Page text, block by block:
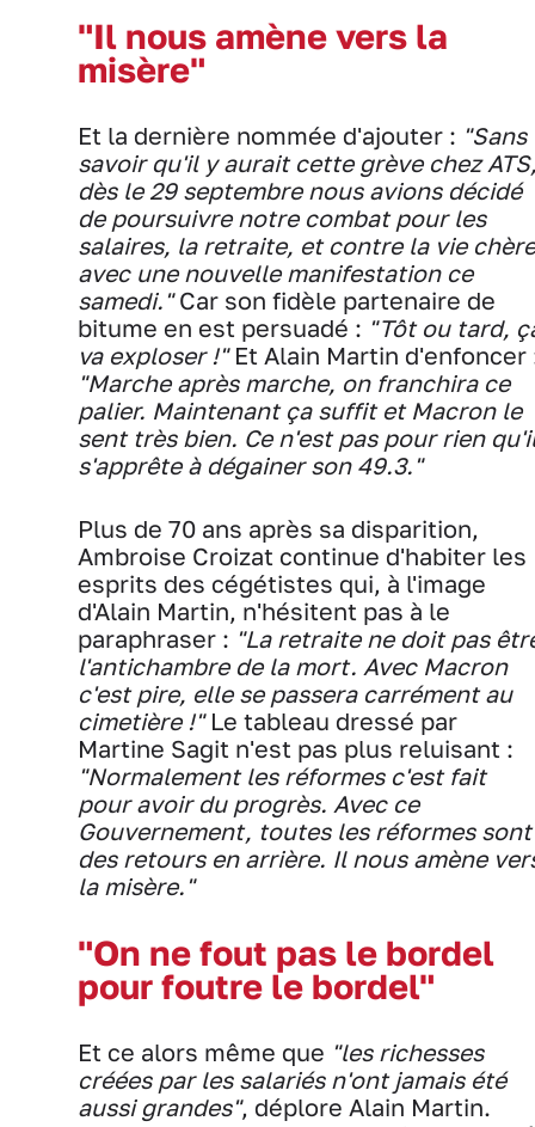
"Il nous amène vers la
misère"
Et la dernière nommée d'ajouter : "Sans
savoir qu'il y aurait cette grève chez
dès le 29 septembre nous avions décidé
de poursuivre notre combat pour les
salaires, la retraite, et contre la vie chère
avec une nouvelle manifestation ce
samedi."Car son fidèle partenaire de
bitume en est persuadé : "Tôt ou tard,
va exploser !"Et Alain Martin d'enfoncer
"Marche après marche, on franchira ce
palier. Maintenant ça suffit et Macron le
sent très bien. Ce n'est pas pour rien
s'apprête à dégainer son 49.3."
Plus de 70 ans après sa disparition,
Ambroise Croizat continue d'habiter les
esprits des cégétistes qui, à l'image
d'Alain Martin, n'hésitent pas à le
paraphraser : "La retraite ne doit pas
l'antichambre de la mort. Avec Macron
c'est pire, elle se passera carrément au
cimetière !"Le tableau dressé par
Martine Sagit n'est pas plus reluisant :
"Normalement les réformes c'est fait
pour avoir du progrès. Avec ce
Gouvernement, toutes les réformes sont
des retours en arrière. Il nous amène
la misère."
"On ne fout pas le bordel
pour foutre le bordel"
Et ce alors même que "les richesses
créées par les salariés n'ont jamais été
aussi grandes", déplore Alain Martin.